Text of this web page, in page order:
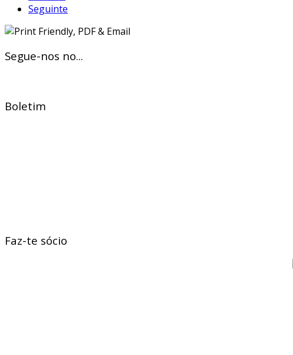
Seguinte
Segue-nos no...
Boletim
Faz-te sócio